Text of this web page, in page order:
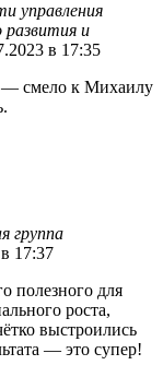
управления
развития и
в 17:35
— смело к Михаилу
группа
17:37
полезного для
роста,
выстроились
— это супер!